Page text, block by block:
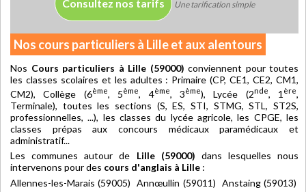
Consultez nos tarifs Une tarification simple
Nos cours particuliers à Lille et aux alentours
Nos Cours particuliers à Lille (59000) conviennent pour toutes
les classes scolaires et les adultes : Primaire (CP, CE1, CE2, CM1,
CM2), Collège (6ème, 5ème, 4ème, 3ème), Lycée (2nde, 1 ère,
Terminale), toutes les sections (S, ES, STI, STMG, STL, ST2S,
professionnelles, ...), les classes du lycée agricole, les CPGE, les
classes prépas aux concours médicaux paramédicaux et
administratif...
Les communes autour de Lille (59000) dans lesquelles nous
intervenons pour des cours d'anglais à Lille :
Allennes-les-Marais (59005) Annœullin (59011) Anstaing (59013)